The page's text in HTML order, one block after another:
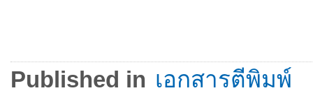
Published in เอกสารตีพิมพ์